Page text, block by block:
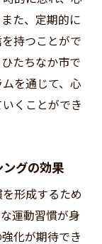
た、定期的に
持つことがで
たちなか市で
を通じて、心
くことができ
グの効果
形成するため
運動習慣が身
化が期待でき